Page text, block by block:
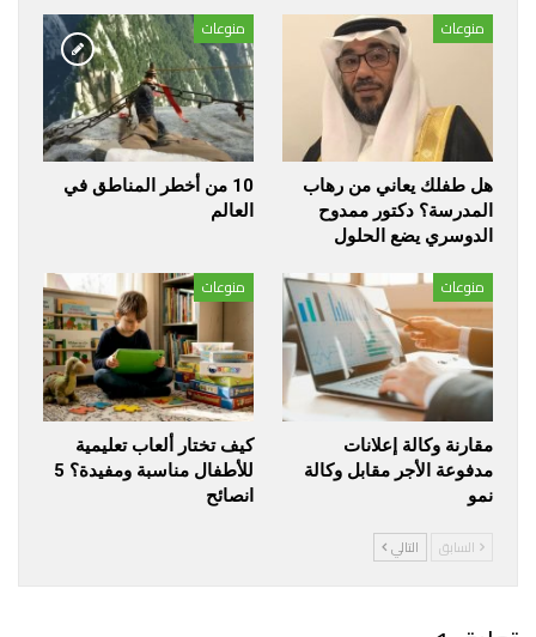
منوعات
هل طفلك يعاني من رهاب
المدرسة؟ دكتور ممدوح
الدوسري يضع الحلول
منوعات
10 من أخطر المناطق في
العالم
منوعات
مقارنة وكالة إعلانات
مدفوعة الأجر مقابل وكالة
نمو
منوعات
كيف تختار ألعاب تعليمية
للأطفال مناسبة ومفيدة؟ 5
انصائح
السابق التالي